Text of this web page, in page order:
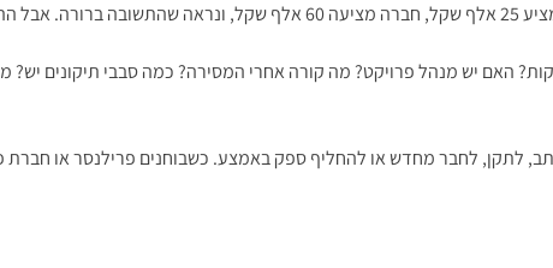
הדבר.
האם יש מנהל פרויקט? מה קורה אחרי המסירה? כמה סבבי תיקונים
לתקן, לחבר מחדש או להחליף ספק באמצע. כשבוחנים פרילנסר או